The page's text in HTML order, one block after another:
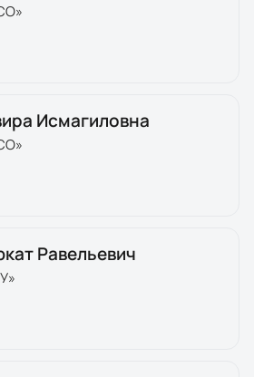
Исмагиловна
Равельевич